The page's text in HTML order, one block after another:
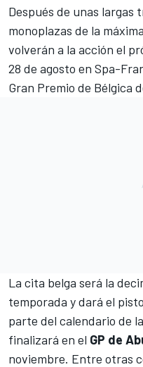
Después de unas largas
monoplazas de la
volverán a la acción el
28 de agosto en Spa-
Gran Premio de Bélgica
La cita belga será la
temporada y dará el
parte del calendario de
finalizará en el GP de
noviembre. Entre otras